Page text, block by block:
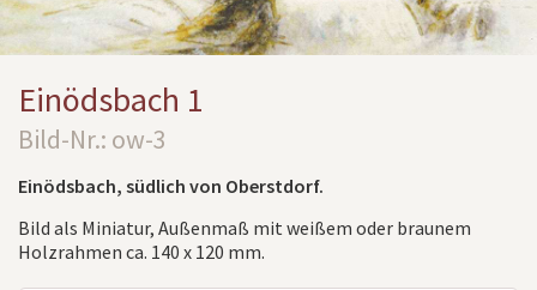
Einödsbach 1
Bild-Nr.: ow-3
Einödsbach, südlich von Oberstdorf.
Bild als Miniatur, Außenmaß mit weißem oder braunem
Holzrahmen ca. 140 x 120 mm.